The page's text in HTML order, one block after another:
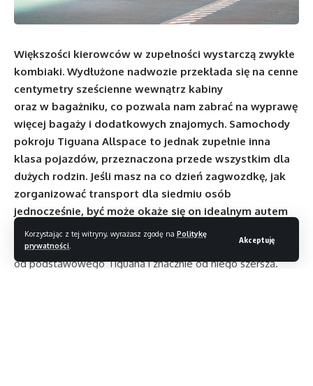
Korzystając z tej witryny, wyrażasz zgodę na Politykę
prywatności
Akceptuję
Większości kierowców w zupełności wystarczą zwykłe
kombiaki. Wydłużone nadwozie przekłada się na cenne
centymetry sześcienne wewnątrz kabiny
oraz w bagażniku, co pozwala nam zabrać na wyprawę
więcej bagaży i dodatkowych znajomych. Samochody
pokroju Tiguana Allspace to jednak zupełnie inna
klasa pojazdów, przeznaczona przede wszystkim dla
dużych rodzin. Jeśli masz na co dzień zagwozdkę, jak
zorganizować transport dla siedmiu osób
jednocześnie, być może okaże się on idealnym autem
dla ciebie.
Wersja Allspace jest o niemal 30 centymetrów dłuższa
od podstawowego Tiguana i znacznie od niego szersza.